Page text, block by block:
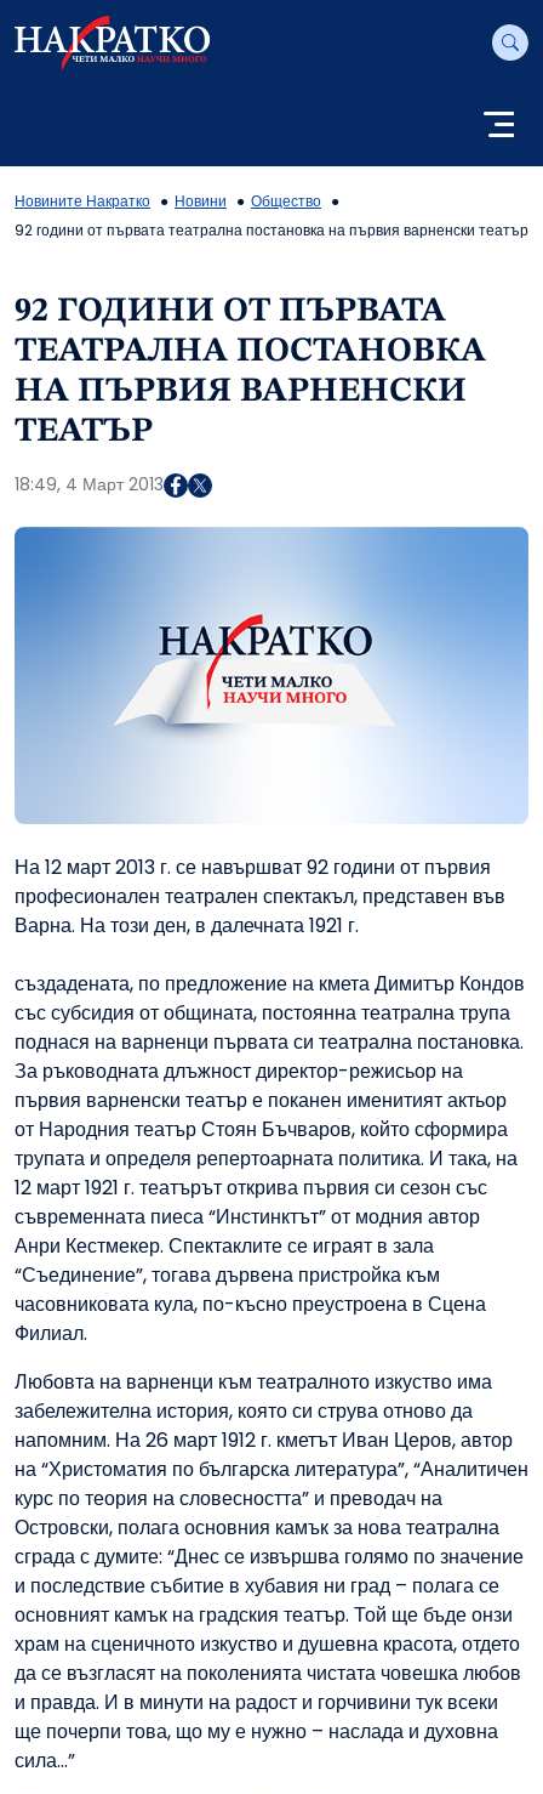
Новините Накратко Новини
Общество
92 години от първата театрална постановка на първия варненски театър
92 ГОДИНИ ОТ ПЪРВАТА
ТЕАТРАЛНА ПОСТАНОВКА
НА ПЪРВИЯ ВАРНЕНСКИ
ТЕАТЪР
18:49, 4 Март 2013
На 12 март 2013 г. се навършват 92 години от първия
професионален театрален спектакъл, представен във
Варна. На този ден, в далечната 1921 г.
създадената, по предложение на кмета Димитър Кондов
със субсидия от общината, постоянна театрална трупа
поднася на варненци първата си театрална постановка.
За ръководната длъжност директор-режисьор на
първия варненски театър е поканен именитият актьор
от Народния театър Стоян Бъчваров, който сформира
трупата и определя репертоарната политика. И така, на
12 март 1921 г. театърът открива първия си сезон със
съвременната пиеса “Инстинктът” от модния автор
Анри Кестмекер. Спектаклите се играят в зала
“Съединение”, тогава дървена пристройка към
часовниковата кула, по-късно преустроена в Сцена
Филиал.
Любовта на варненци към театралното изкуство има
забележителна история, която си струва отново да
напомним. На 26 март 1912 г. кметът Иван Церов, автор
на “Христоматия по българска литература”, “Аналитичен
курс по теория на словесността” и преводач на
Островски, полага основния камък за нова театрална
сграда с думите: “Днес се извършва голямо по значение
и последствие събитие в хубавия ни град – полага се
основният камък на градския театър. Той ще бъде онзи
храм на сценичното изкуство и душевна красота, отдето
да се възгласят на поколенията чистата човешка любов
и правда. И в минути на радост и горчивини тук всеки
ще почерпи това, що му е нужно – наслада и духовна
сила...”